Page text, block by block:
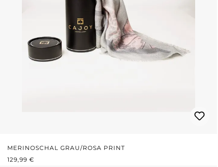
MERINOSCHAL GRAU/ROSA PRINT
REGULÄRER PREIS:
129,99 €